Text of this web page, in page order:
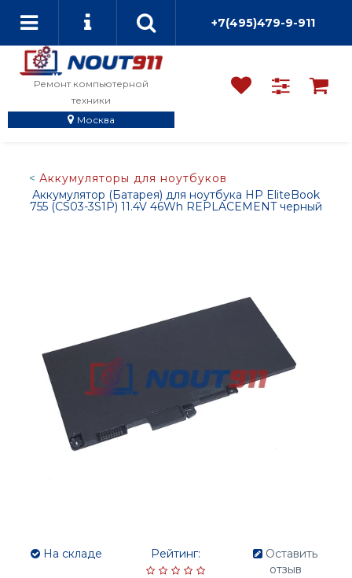
+7(495)479-9-911
Ремонт компьютерной
техники
Москва
Аккумуляторы для ноутбуков
Аккумулятор (Батарея) для ноутбука HP EliteBook
755 (CS03-3S1P) 11.4V 46Wh REPLACEMENT черный
На складе Рейтинг:
Оставить
отзыв